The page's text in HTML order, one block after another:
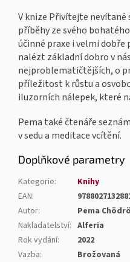
V knize Přivítejte nevítané
příběhy ze svého
účinné praxe i velmi dobře
nalézt základní dobro v
nejproblematičtějších, o
příležitost k růstu a
iluzorních nálepek, které
Pema také čtenáře
v sedu a meditace vcítění.
Doplňkové parametry
Kategorie:
Knihy
EAN:
Autor:
Pema
Nakladatelství: Alferia
Rok vydání:
2022
Vazba:
Brožovaná